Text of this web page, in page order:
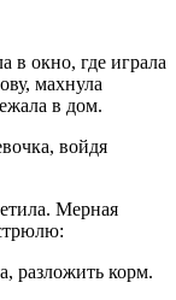
окно, где играла
махнула
в дом.
войдя
Мерная
разложить корм.